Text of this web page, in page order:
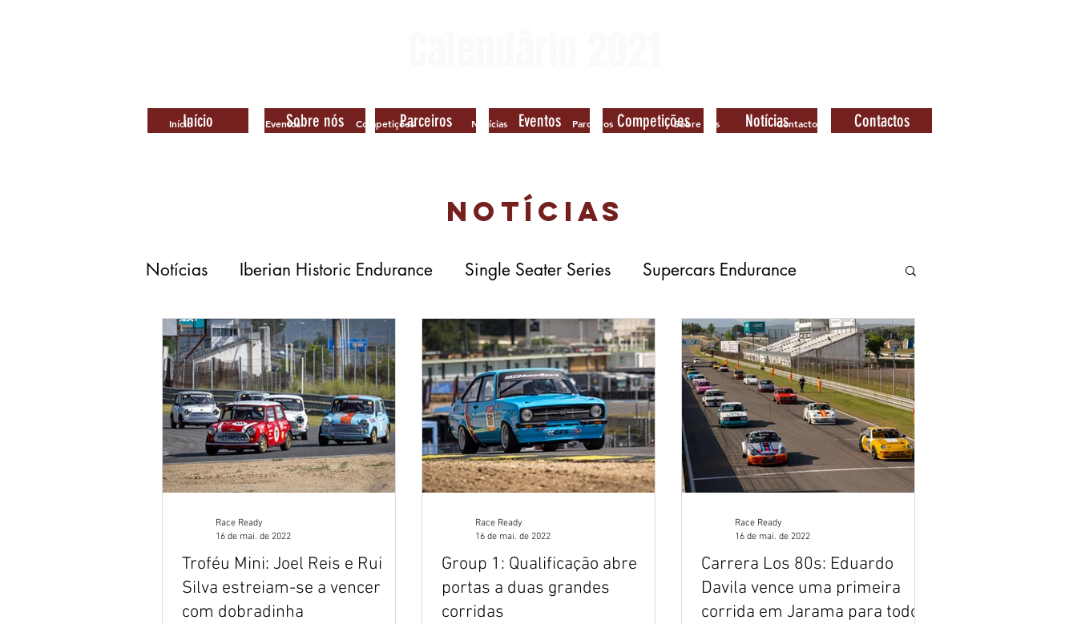
Início Eventos Competições Notícias Parceiros Sobre nós Contactos
Início Sobre nós Parceiros Eventos Competições Notícias Contactos
Notícias
Notícias Iberian Historic Endurance Single Seater Series Supercars Endurance
Carrera 80
Troféu Mini: Joel Reis e Rui
Silva estreiam-se a vencer
com dobradinha
Race Ready
16 de mai. de 2022
Group 1: Qualificação abre
portas a duas grandes
corridas
Race Ready
16 de mai. de 2022
Carrera Los 80s: Eduardo
Davila vence uma primeira
corrida em Jarama para todos
Race Ready
16 de mai. de 2022